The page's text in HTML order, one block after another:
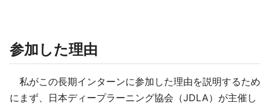
参加した理由
私がこの長期インターンに参加した理由を説明するため
にまず、日本ディープラーニング協会（JDLA）が主催し